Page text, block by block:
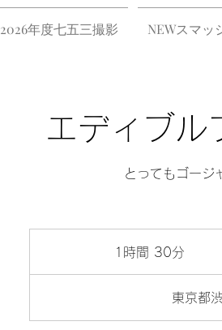
2026年度七五三撮影 NEWスマッ
エディブル
とってもゴージ
1時間 30分
時
3
東京都